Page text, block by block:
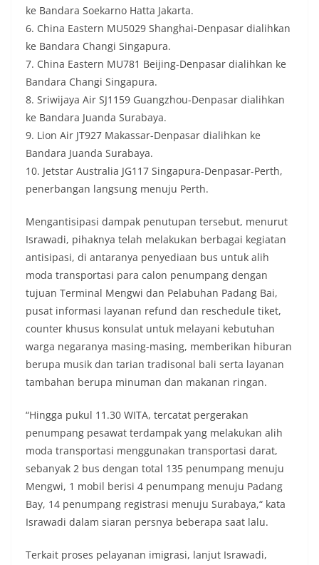
ke Bandara Soekarno Hatta Jakarta.
6. China Eastern MU5029 Shanghai-Denpasar dialihkan
ke Bandara Changi Singapura.
7. China Eastern MU781 Beijing-Denpasar dialihkan ke
Bandara Changi Singapura.
8. Sriwijaya Air SJ1159 Guangzhou-Denpasar dialihkan
ke Bandara Juanda Surabaya.
9. Lion Air JT927 Makassar-Denpasar dialihkan ke
Bandara Juanda Surabaya.
10. Jetstar Australia JG117 Singapura-Denpasar-Perth,
penerbangan langsung menuju Perth.
Mengantisipasi dampak penutupan tersebut, menurut
Israwadi, pihaknya telah melakukan berbagai kegiatan
antisipasi, di antaranya penyediaan bus untuk alih
moda transportasi para calon penumpang dengan
tujuan Terminal Mengwi dan Pelabuhan Padang Bai,
pusat informasi layanan refund dan reschedule tiket,
counter khusus konsulat untuk melayani kebutuhan
warga negaranya masing-masing, memberikan hiburan
berupa musik dan tarian tradisonal bali serta layanan
tambahan berupa minuman dan makanan ringan.
“Hingga pukul 11.30 WITA, tercatat pergerakan
penumpang pesawat terdampak yang melakukan alih
moda transportasi menggunakan transportasi darat,
sebanyak 2 bus dengan total 135 penumpang menuju
Mengwi, 1 mobil berisi 4 penumpang menuju Padang
Bay, 14 penumpang registrasi menuju Surabaya,“ kata
Israwadi dalam siaran persnya beberapa saat lalu.
Terkait proses pelayanan imigrasi, lanjut Israwadi,